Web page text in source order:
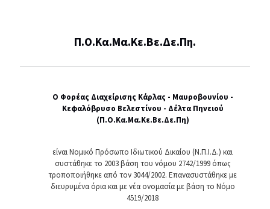
Π.Ο.Κα.Μα.Κε.Βε.Δε.Πη.
Ο Φορέας Διαχείρισης Κάρλας - Μαυροβουνίου -
Κεφαλόβρυσο Βελεστίνου - Δέλτα Πηνειού
(Π.Ο.Κα.Μα.Κε.Βε.Δε.Πη)
είναι Νομικό Πρόσωπο Ιδιωτικού Δικαίου (Ν.Π.Ι.Δ.) και
συστάθηκε το 2003 βάση του νόμου 2742/1999 όπως
τροποποιήθηκε από τον 3044/2002. Επανασυστάθηκε με
διευρυμένα όρια και με νέα ονομασία με βάση το Νόμο
4519/2018